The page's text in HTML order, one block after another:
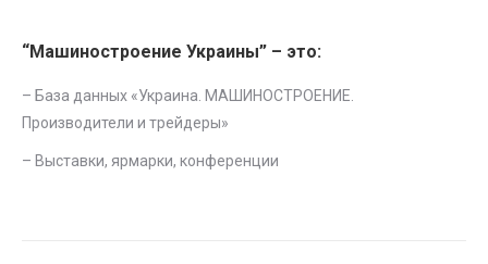
“Машиностроение Украины” – это:
– База данных «Украина. МАШИНОСТРОЕНИЕ.
Производители и трейдеры»
– Выставки, ярмарки, конференции